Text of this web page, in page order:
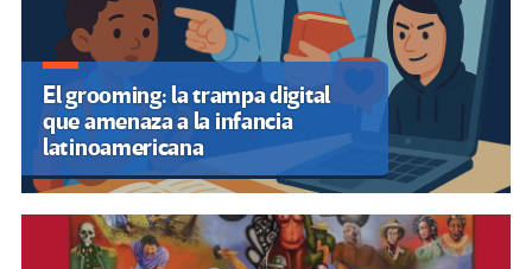
El grooming: la trampa digital
que amenaza a la infancia
latinoamericana